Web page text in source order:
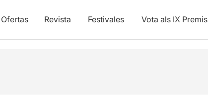
Ofertas Revista Festivales Vota als IX Premis